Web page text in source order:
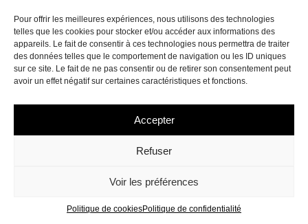
Pour offrir les meilleures expériences, nous utilisons des technologies
telles que les cookies pour stocker et/ou accéder aux informations des
appareils. Le fait de consentir à ces technologies nous permettra de traiter
des données telles que le comportement de navigation ou les ID uniques
sur ce site. Le fait de ne pas consentir ou de retirer son consentement peut
avoir un effet négatif sur certaines caractéristiques et fonctions.
Accepter
Refuser
Voir les préférences
Politique de cookiesPolitique de confidentialité